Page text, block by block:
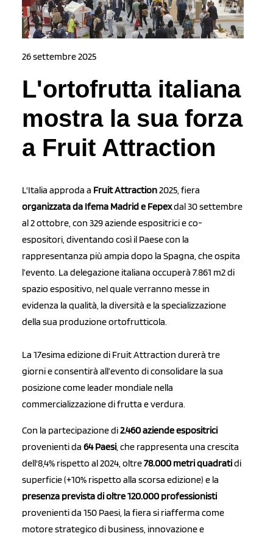
26 settembre 2025
L'ortofrutta italiana
mostra la sua forza
a Fruit Attraction
L'Italia approda a Fruit Attraction2025, fiera
organizzata da Ifema Madrid e Fepexdal 30 settembre
al 2 ottobre, con 329 aziende espositrici e co-
espositori, diventando così il Paese con la
rappresentanza più ampia dopo la Spagna, che ospita
l’evento. La delegazione italiana occuperà 7.861 m2 di
spazio espositivo, nel quale verranno messe in
evidenza la qualità, la diversità e la specializzazione
della sua produzione ortofrutticola.
La 17esima edizione di Fruit Attraction durerà tre
giorni e consentirà all’evento di consolidare la sua
posizione come leader mondiale nella
commercializzazione di frutta e verdura.
Con la partecipazione di2.460 aziende espositrici
provenienti da 64 Paesi, che rappresenta una crescita
dell'8,4% rispetto al 2024, oltre78.000 metri quadratidi
superficie (+10% rispetto alla scorsa edizione) e la
presenza prevista di oltre 120.000 professionisti
provenienti da 150 Paesi, la fiera si riafferma come
motore strategico di business, innovazione e